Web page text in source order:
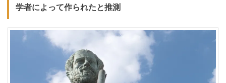
学者によって作られたと推測